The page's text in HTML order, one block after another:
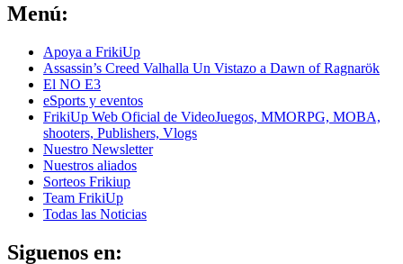
Menú:
Apoya a FrikiUp
Assassin’s Creed Valhalla Un Vistazo a Dawn of Ragnarök
El NO E3
eSports y eventos
FrikiUp Web Oficial de VideoJuegos, MMORPG, MOBA,
shooters, Publishers, Vlogs
Nuestro Newsletter
Nuestros aliados
Sorteos Frikiup
Team FrikiUp
Todas las Noticias
Siguenos en: